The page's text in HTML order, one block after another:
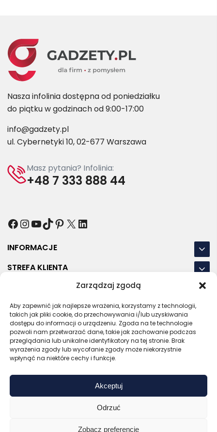
Zarządzaj zgodą
Aby zapewnić jak najlepsze wrażenia, korzystamy z technologii,
takich jak pliki cookie, do przechowywania i/lub uzyskiwania
dostępu do informacji o urządzeniu. Zgoda na te technologie
pozwoli nam przetwarzać dane, takie jak zachowanie podczas
przeglądania lub unikalne identyfikatory na tej stronie. Brak
wyrażenia zgody lub wycofanie zgody może niekorzystnie
wpłynąć na niektóre cechy i funkcje.
Akceptuj
Odrzuć
Zobacz preferencje
Nasza infolinia dostępna od poniedziałku
do piątku w godzinach od 9:00-17:00
info@gadzety.pl
ul. Cybernetyki 10, 02-677 Warszawa
Masz pytania? Infolinia:
+48 7 333 888 44
Facebook
Instagram
YouTube
TikTok
Pinterest
X LinkedIn
INFORMACJE
STREFA KLIENTA
NASZE LOKALIZACJE
OSTATNIE POSTY
RODOREGULAMINPOLITYKA PRYWATNOŚCI
Certyfikat SSL
Zaufany sprzedawca
Sprawdź opinie